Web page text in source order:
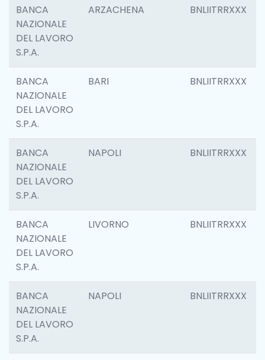
BANCA
NAZIONALE
DEL LAVORO
S.P.A.
ARZACHENA BNLIITRRXXX
BANCA
NAZIONALE
DEL LAVORO
S.P.A.
BARI BNLIITRRXXX
BANCA
NAZIONALE
DEL LAVORO
S.P.A.
NAPOLI BNLIITRRXXX
BANCA
NAZIONALE
DEL LAVORO
S.P.A.
LIVORNO BNLIITRRXXX
BANCA
NAZIONALE
DEL LAVORO
S.P.A.
NAPOLI BNLIITRRXXX